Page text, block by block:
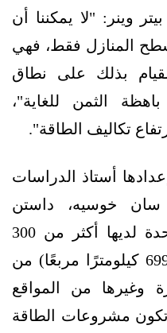
وينر: "لا يمكننا أن
المنازل فقط، فهي
بذلك على نطاق
الثمن للغاية"،
تكاليف الطاقة".
أستاذ الدراسات
سان خوسيه، داستن
مولفاني، أن الولايات المتحدة لديها أكثر من 300
ألف ميل مربع (776 ألفًا و699 كيلومترًا مربعًا) من
وغيرها من المواقع
مشروعات الطاقة